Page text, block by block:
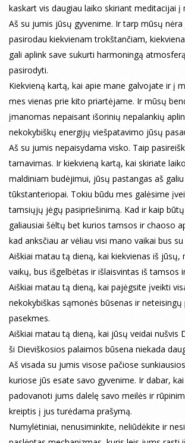
kaskart vis daugiau laiko skiriant meditacijai į
Aš su jumis jūsų gyvenime. Ir tarp mūsų nėra
pasirodau kiekvienam trokštančiam,
gali aplink save sukurti harmoningą
pasirodyti.
Kiekvieną kartą, kai apie mane galvojate ir į
mes vienas prie kito priartėjame. Ir mūsų
įmanomas nepaisant išorinių nepalankių
nekokybiškų energijų viešpatavimo jūsų
Aš su jumis nepaisydama visko. Taip
tarnavimas. Ir kiekvieną kartą, kai skiriate
maldiniam budėjimui, jūsų pastangas aš
tūkstanteriopai. Tokiu būdu mes galėsime
tamsiųjų jėgų pasipriešinimą. Kad ir kaip
galiausiai šėltų bet kurios tamsos ir chaoso
kad anksčiau ar vėliau visi mano vaikai bus
Aiškiai matau tą dieną, kai kiekvienas iš jūsų,
vaikų, bus išgelbėtas ir išlaisvintas iš tamsos
Aiškiai matau tą dieną, kai pajėgsite įveikti
nekokybiškas sąmonės būsenas ir
pasekmes.
Aiškiai matau tą dieną, kai jūsų veidai nušvis
ši Dieviškosios palaimos būsena niekada
Aš visada su jumis visose pačiose
kuriose jūs esate savo gyvenime. Ir dabar,
padovanoti jums dalelę savo meilės ir
kreiptis į jus turėdama prašymą.
Numylėtiniai, nenusiminkite, neliūdėkite ir